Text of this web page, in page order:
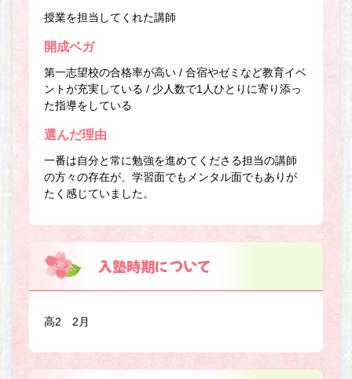
授業を担当してくれた講師
開成ベガ
第一志望校の合格率が高い / 合宿やゼミなど教育イベ
ントが充実している / 少人数で1人ひとりに寄り添っ
た指導をしている
選んだ理由
一番は自分と常に勉強を進めてくださる担当の講師
の方々の存在が、学習面でもメンタル面でもありが
たく感じていました。
入塾時期について
高2 2月